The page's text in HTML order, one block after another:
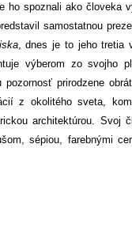
ho spoznali ako človeka
samostatnou
, dnes je to jeho tretia
výberom zo svojho
pozornosť prirodzene
z okolitého sveta,
architektúrou. Svoj
sépiou, farebnými